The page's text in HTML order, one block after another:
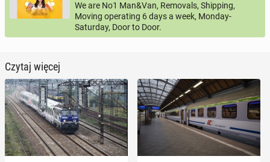
We are No1 Man&Van, Removals, Shipping,
Moving operating 6 days a week, Monday-
Saturday, Door to Door.
Czytaj więcej